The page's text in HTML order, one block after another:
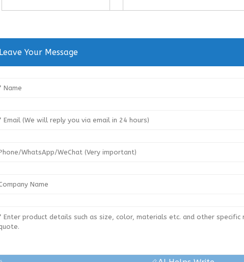
Leave Your Message